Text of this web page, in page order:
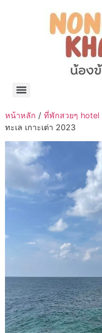
หน้าหลัก / ที่พักสวยๆ hotel
ทะเล เกาะเต่า 2023